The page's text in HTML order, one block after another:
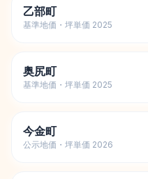
乙部町
基準地価・坪単価 2025
奥尻町
基準地価・坪単価 2025
今金町
公示地価・坪単価 2026